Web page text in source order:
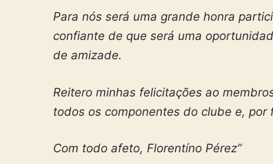
Para nós será uma grande honra
confiante de que será uma
de amizade.
Reitero minhas felicitações ao
todos os componentes do clube e, por
Com todo afeto, Florentíno Pérez”